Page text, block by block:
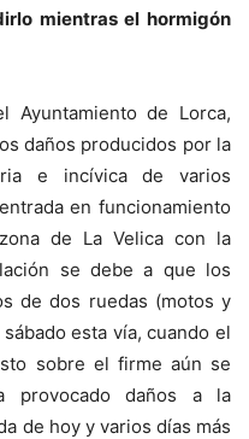
mientras el hormigón
Ayuntamiento de Lorca,
daños producidos por la
e incívica de varios
en funcionamiento
de La Velica con la
se debe a que los
de dos ruedas (motos y
esta vía, cuando el
sobre el firme aún se
provocado daños a la
de hoy y varios días más